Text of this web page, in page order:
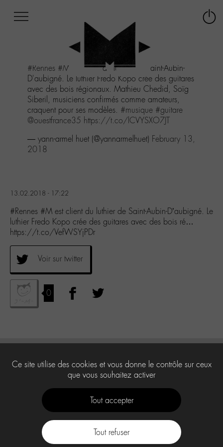
menu
Aller
contenu
Aller
recherche
#Rennes #M est client du luthier de Saint-Aubin-
D'aubigné. Le luthier Fredo Kopo crée des guitares
avec des bois régionaux. Mathieu Chedid, Soïg
Siberil, musiciens confirmés comme amateurs,
craquent pour ses modèles. #musique #guitare
@ouestfrance35 https://t.co/lCVYSXO7JT
— yann-armel huet (@yannarmelhuet) February 13,
2018
13.02.2018 - 17:22
#Rennes #M est client du luthier de Saint-Aubin-D’aubigné. Le
luthier Fredo Kopo crée des guitares avec des bois ré…
https://t.co/VefWSYjPDr
Voir sur twitter
0
Ce site utilise des cookies et vous donne le contrôle sur ceux
que vous souhaitez activer
Tout accepter
Tout refuser